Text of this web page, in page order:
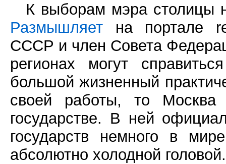
К выборам мэра столицы
Размышляет на портале
СССР и член Совета
регионах могут
большой жизненный
своей работы, то Москва
государстве. В ней
государств немного в
абсолютно холодной головой.